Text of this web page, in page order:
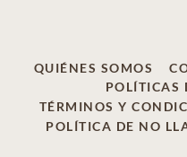
QUIÉNES SOMOS
POLÍTICAS
TÉRMINOS Y
POLÍTICA DE NO